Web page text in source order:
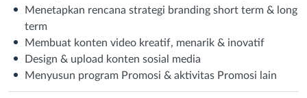
Menetapkan rencana strategi branding short term & long
term
Membuat konten video kreatif, menarik & inovatif
Design & upload konten sosial media
Menyusun program Promosi & aktivitas Promosi lain